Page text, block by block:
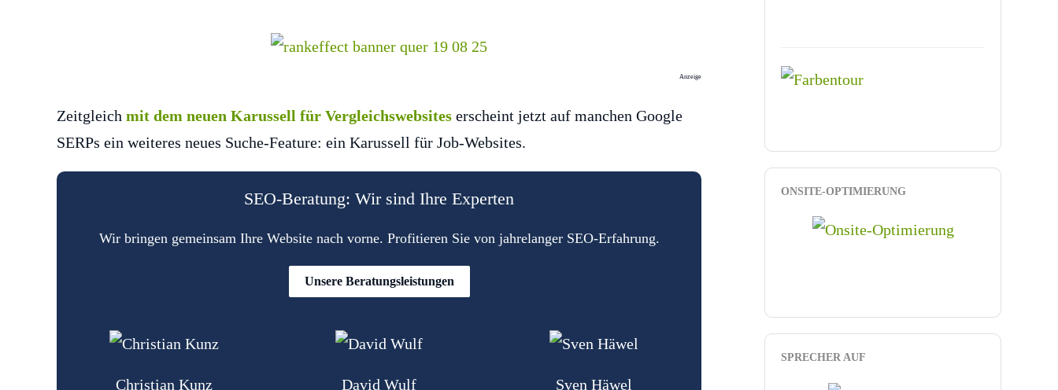
Anzeige
Zeitgleich mit dem neuen Karussell für Vergleichswebsites erscheint jetzt auf manchen Google
SERPs ein weiteres neues Suche-Feature: ein Karussell für Job-Websites.
SEO-Beratung: Wir sind Ihre Experten
Wir bringen gemeinsam Ihre Website nach vorne. Profitieren Sie von jahrelanger SEO-Erfahrung.
Unsere Beratungsleistungen
Christian Kunz David Wulf Sven Häwel
ONSITE-OPTIMIERUNG
SPRECHER AUF